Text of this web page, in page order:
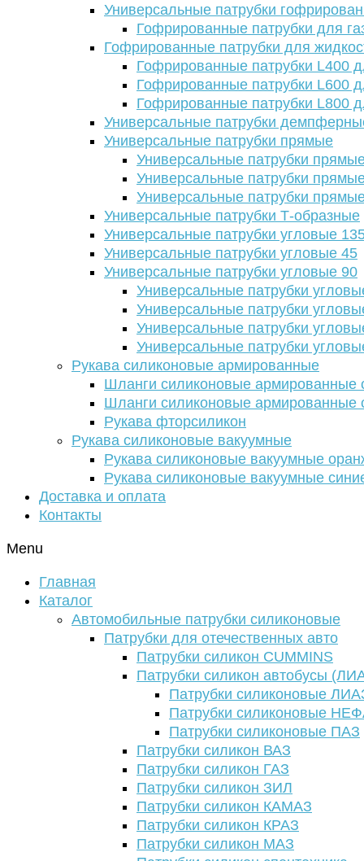
Универсальные патрубки
Гофрированные патрубки для
Гофрированные патрубки для
Гофрированные патрубки L400
Гофрированные патрубки L600
Гофрированные патрубки L800
Универсальные патрубки
Универсальные патрубки прямые
Универсальные патрубки
Универсальные патрубки
Универсальные патрубки
Универсальные патрубки Т-образные
Универсальные патрубки угловые
Универсальные патрубки угловые 45
Универсальные патрубки угловые 90
Универсальные патрубки
Универсальные патрубки
Универсальные патрубки
Универсальные патрубки
Рукава силиконовые армированные
Шланги силиконовые армированные
Шланги силиконовые армированные
Рукава фторсиликон
Рукава силиконовые вакуумные
Рукава силиконовые вакуумные
Рукава силиконовые вакуумные
Доставка и оплата
Контакты
Menu
Главная
Каталог
Автомобильные патрубки силиконовые
Патрубки для отечественных авто
Патрубки силикон CUMMINS
Патрубки силикон автобусы
Патрубки силиконовые
Патрубки силиконовые
Патрубки силиконовые ПАЗ
Патрубки силикон ВАЗ
Патрубки силикон ГАЗ
Патрубки силикон ЗИЛ
Патрубки силикон КАМАЗ
Патрубки силикон КРАЗ
Патрубки силикон МАЗ